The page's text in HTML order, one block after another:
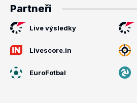
Partneři
Live výsledky
Livescore.in
EuroFotbal